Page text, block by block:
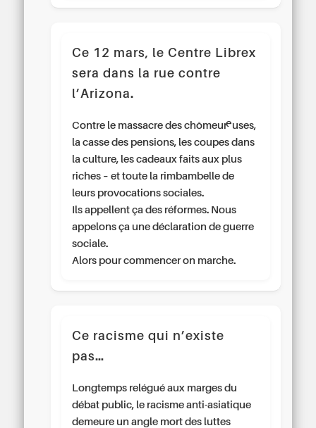
Ce 12 mars, le Centre Librex
sera dans la rue contre
l’Arizona.
Contre le massacre des chômeur·euses,
la casse des pensions, les coupes dans
la culture, les cadeaux faits aux plus
riches – et toute la rimbambelle de
leurs provocations sociales.
Ils appellent ça des réformes. Nous
appelons ça une déclaration de guerre
sociale.
Alors pour commencer on marche.
Ce racisme qui n’existe
pas…
Longtemps relégué aux marges du
débat public, le racisme anti-asiatique
demeure un angle mort des luttes